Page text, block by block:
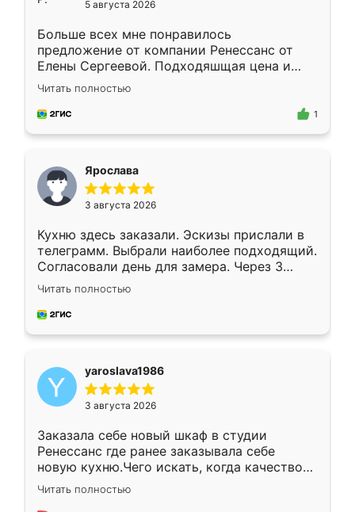
5 августа 2026
Больше всех мне понравилось
предложение от компании Ренессанс от
Елены Сергеевой. Подходяшщая цена и
короткие сроки изготовления. Приехавший
для замера сотрудник Владислав
предложил по моему эскизу самый
Читать полностью
1
Ярослава
3 августа 2026
Кухню здесь заказали. Эскизы прислали в
телеграмм. Выбрали наиболее подходящий.
Согласовали день для замера. Через 3
недели кухня была уже готова. Остались
довольны работой. Спасибо Ренессанс
мебель за качественную работу!
Читать полностью
yaroslava1986
3 августа 2026
Заказала себе новый шкаф в студии
Ренессанс где ранее заказывала себе
новую кухню.Чего искать, когда качеством
вполне довольна. Служит кухня уже почти
два года, нареканий нет.
Читать полностью